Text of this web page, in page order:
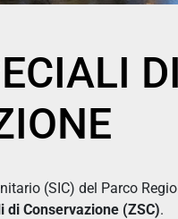
DI
(SIC) del Parco
di Conservazione (ZSC).